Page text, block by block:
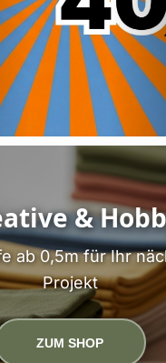
&
ab 0,5m für Ihr
Projekt
ZUM SHOP